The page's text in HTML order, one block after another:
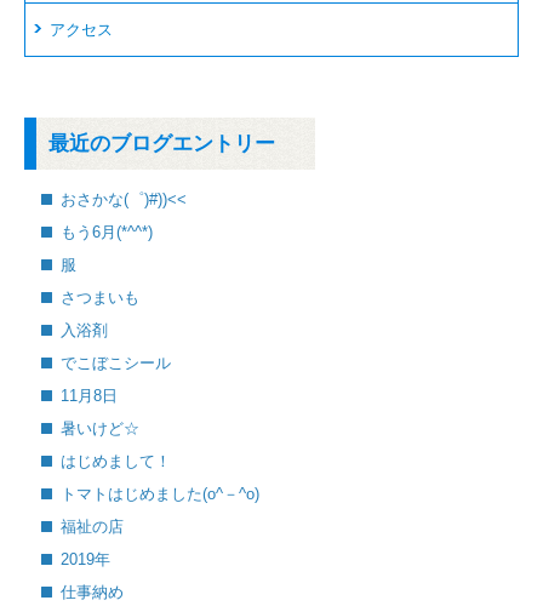
アクセス
最近のブログエントリー
おさかな(゜)#))<<
もう6月(*^^*)
服
さつまいも
入浴剤
でこぼこシール
11月8日
暑いけど☆
はじめまして！
トマトはじめました(o^－^o)
福祉の店
2019年
仕事納め